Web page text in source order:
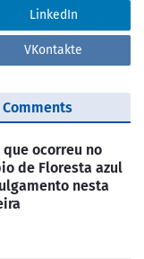
LinkedIn
VKontakte
Comments
que ocorreu no
de Floresta azul
nesta